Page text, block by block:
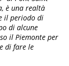
è una realtà
il periodo di
di alcune
il Piemonte per
di fare le